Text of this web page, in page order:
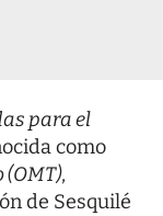
para el
como
,
de Sesquilé